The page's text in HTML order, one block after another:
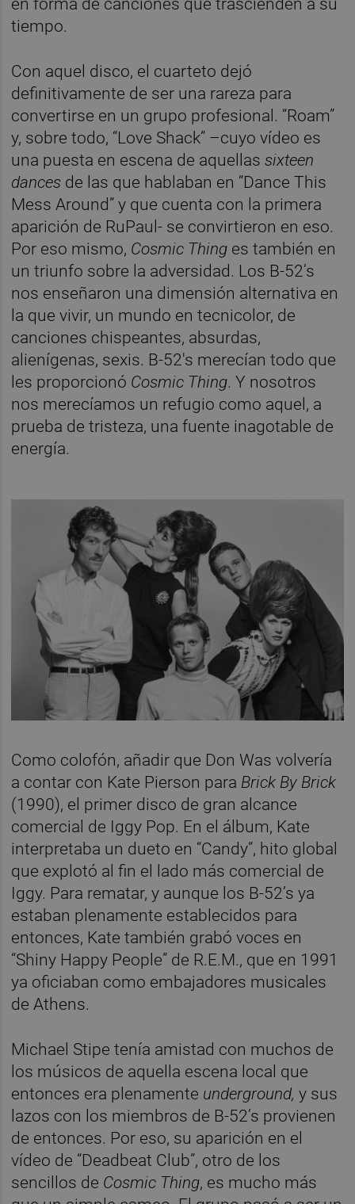
tiempo.
Con aquel disco, el cuarteto dejó
definitivamente de ser una rareza para
convertirse en un grupo profesional. “Roam”
y, sobre todo, “Love Shack” –cuyo vídeo es
una puesta en escena de aquellassixteen
dances de las que hablaban en “Dance This
Mess Around” y que cuenta con la primera
aparición de RuPaul- se convirtieron en eso.
Por eso mismo, Cosmic Thing es también en
un triunfo sobre la adversidad. Los B-52’s
nos enseñaron una dimensión alternativa en
la que vivir, un mundo en tecnicolor, de
canciones chispeantes, absurdas,
alienígenas, sexis. B-52's merecían todo que
les proporcionó Cosmic Thing. Y nosotros
nos merecíamos un refugio como aquel, a
prueba de tristeza, una fuente inagotable de
energía.
Como colofón, añadir que Don Was volvería
a contar con Kate Pierson para Brick By Brick
(1990), el primer disco de gran alcance
comercial de Iggy Pop. En el álbum, Kate
interpretaba un dueto en “Candy”, hito global
que explotó al fin el lado más comercial de
Iggy. Para rematar, y aunque los B-52’s ya
estaban plenamente establecidos para
entonces, Kate también grabó voces en
“Shiny Happy People” de R.E.M., que en 1991
ya oficiaban como embajadores musicales
de Athens.
Michael Stipe tenía amistad con muchos de
los músicos de aquella escena local que
entonces era plenamente underground, y sus
lazos con los miembros de B-52’s provienen
de entonces. Por eso, su aparición en el
vídeo de “Deadbeat Club”, otro de los
sencillos de Cosmic Thing, es mucho más